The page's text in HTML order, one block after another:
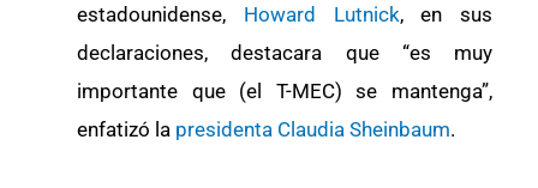
estadounidense, Howard Lutnick, en sus
declaraciones, destacara que “es muy
importante que (el T-MEC) se mantenga”,
enfatizó la presidenta Claudia Sheinbaum.